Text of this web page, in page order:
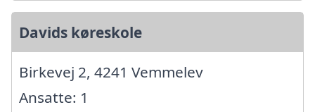
Davids køreskole
Birkevej 2, 4241 Vemmelev
Ansatte: 1